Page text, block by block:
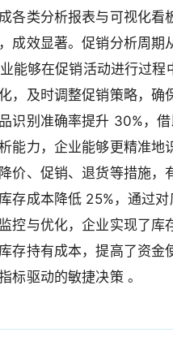
各类分析报表与可视化看
成效显著。促销分析周期
能够在促销活动进行过程
，及时调整促销策略，确
识别准确率提升 30%，
能力，企业能够更精准地
价、促销、退货等措施，
存成本降低 25%，通过
控与优化，企业实现了库
存持有成本，提高了资金
标驱动的敏捷决策 。